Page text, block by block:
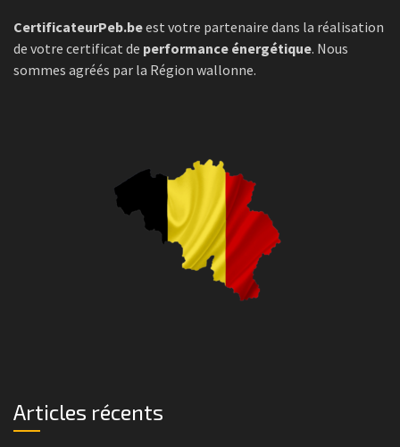
CertificateurPeb.beest votre partenaire dans la réalisation
de votre certificat de performance énergétique. Nous
sommes agréés par la Région wallonne.
Articles récents